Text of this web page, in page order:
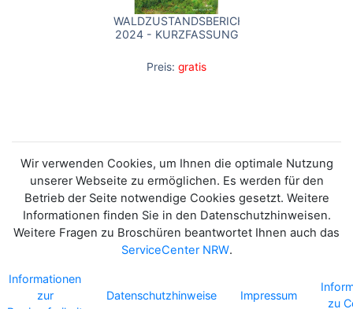
WALDZUSTANDSBERICHT
2024 - KURZFASSUNG
Preis: gratis
Wir verwenden Cookies, um Ihnen die optimale Nutzung
unserer Webseite zu ermöglichen. Es werden für den
Betrieb der Seite notwendige Cookies gesetzt. Weitere
Informationen finden Sie in den Datenschutzhinweisen.
Weitere Fragen zu Broschüren beantwortet Ihnen auch das
ServiceCenter NRW.
Informationen
zur
Datenschutzhinweise Impressum
zu